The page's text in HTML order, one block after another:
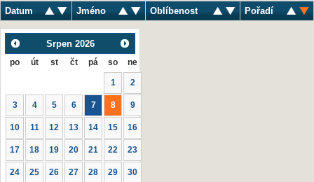
Datum Jméno Oblíbenost Pořadí
Srpen 2026
po út st čt pá so ne
1 2
3 4 5 6 7 8 9
10 11 12 13 14 15 16
17 18 19 20 21 22 23
24 25 26 27 28 29 30